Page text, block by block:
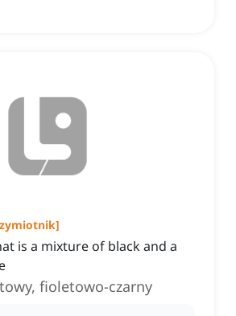
]
is a mixture of black and a
fioletowo-czarny